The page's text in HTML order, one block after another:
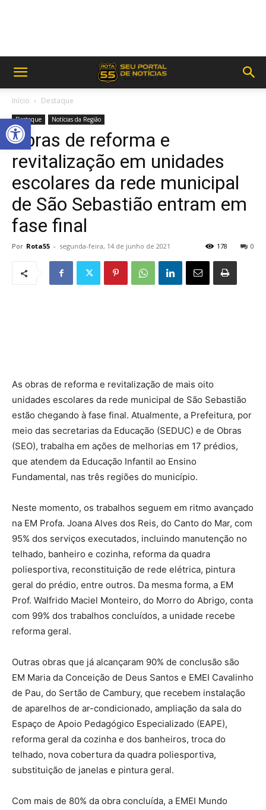
Abrir a barra de ferramentas
Início Destaque
Destaque Notícias da Região
Obras de reforma e
revitalização em unidades
escolares da rede municipal
de São Sebastião entram em
fase final
Por Rota55 - segunda-feira, 14 de junho de 2021 0
178
As obras de reforma e revitalização de mais oito
unidades escolares da rede municipal de São Sebastião
estão chegando à fase final. Atualmente, a Prefeitura, por
meio das secretarias da Educação (SEDUC) e de Obras
(SEO), trabalha em ações de melhorias em 17 prédios,
que atendem da Educação Infantil ao Ensino
Fundamental, nas três regiões do município.
Neste momento, os trabalhos seguem em ritmo avançado
na EM Profa. Joana Alves dos Reis, do Canto do Mar, com
95% dos serviços executados, incluindo manutenção no
telhado, banheiro e cozinha, reforma da quadra
poliesportiva, reconstituição de rede elétrica, pintura
geral do prédio, entre outros. Da mesma forma, a EM
Prof. Walfrido Maciel Monteiro, do Morro do Abrigo, conta
com 99% dos trabalhos concluídos, a unidade recebe
reforma geral.
Outras obras que já alcançaram 90% de conclusão são
EM Maria da Conceição de Deus Santos e EMEI Cavalinho
de Pau, do Sertão de Cambury, que recebem instalação
de aparelhos de ar-condicionado, ampliação da sala do
Espaço de Apoio Pedagógico Especializado (​EAPE),
reforma geral da cozinha e dos banheiros, troca do
telhado, nova cobertura da quadra poliesportiva,
substituição de janelas e pintura geral.
Com mais de 80% da obra concluída, a EMEI Mundo